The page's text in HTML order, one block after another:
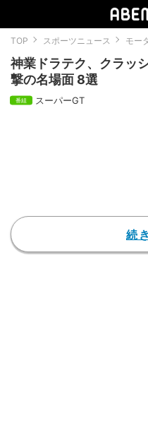
TOP スポーツニュース モー
神業ドラテク、クラッ
撃の名場面 8選
スーパーGT
続